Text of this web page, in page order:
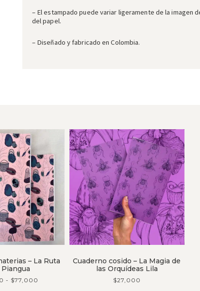
– El estampado puede variar ligeramente de la imagen
del papel.
– Diseñado y fabricado en Colombia.
– La Ruta
- $77,000
Cuaderno cosido – La Magia de
las Orquídeas Lila
$27,000